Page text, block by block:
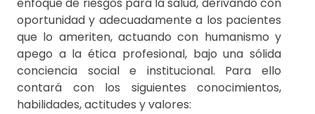
enfoque de riesgos para la salud, derivando con
oportunidad y adecuadamente a los pacientes
que lo ameriten, actuando con humanismo y
apego a la ética profesional, bajo una sólida
conciencia social e institucional. Para ello
contará con los siguientes conocimientos,
habilidades, actitudes y valores: